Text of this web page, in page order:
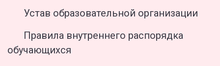
Устав образовательной организации
Правила внутреннего распорядка
обучающихся